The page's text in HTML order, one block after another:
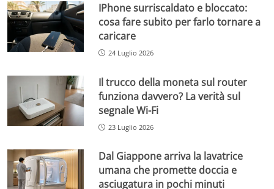
IPhone surriscaldato e bloccato:
cosa fare subito per farlo tornare a
caricare
24 Luglio 2026
Il trucco della moneta sul router
funziona davvero? La verità sul
segnale Wi-Fi
23 Luglio 2026
Dal Giappone arriva la lavatrice
umana che promette doccia e
asciugatura in pochi minuti